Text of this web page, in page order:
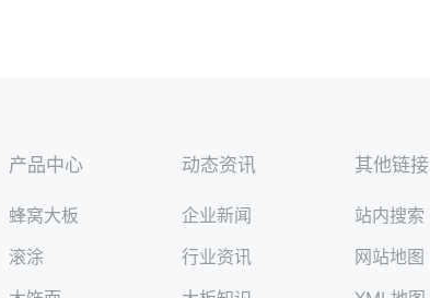
产品中心
蜂窝大板
滚涂
动态资讯
企业新闻
行业资讯
其他链接
站内搜索
网站地图